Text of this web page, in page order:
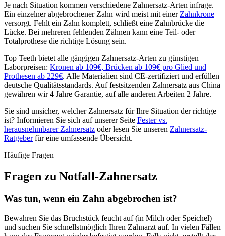
Je nach Situation kommen verschiedene Zahnersatz-Arten infrage.
Ein einzelner abgebrochener Zahn wird meist mit einer Zahnkrone
versorgt. Fehlt ein Zahn komplett, schließt eine Zahnbrücke die
Lücke. Bei mehreren fehlenden Zähnen kann eine Teil- oder
Totalprothese die richtige Lösung sein.
Top Teeth bietet alle gängigen Zahnersatz-Arten zu günstigen
Laborpreisen: Kronen ab 109€, Brücken ab 109€ pro Glied und
Prothesen ab 229€. Alle Materialien sind CE-zertifiziert und erfüllen
deutsche Qualitätsstandards. Auf festsitzenden Zahnersatz aus China
gewähren wir 4 Jahre Garantie, auf alle anderen Arbeiten 2 Jahre.
Sie sind unsicher, welcher Zahnersatz für Ihre Situation der richtige
ist? Informieren Sie sich auf unserer Seite Fester vs.
herausnehmbarer Zahnersatz oder lesen Sie unseren Zahnersatz-
Ratgeberfür eine umfassende Übersicht.
Häufige Fragen
Fragen zu Notfall-Zahnersatz
Was tun, wenn ein Zahn abgebrochen ist?
Bewahren Sie das Bruchstück feucht auf (in Milch oder Speichel)
und suchen Sie schnellstmöglich Ihren Zahnarzt auf. In vielen Fällen